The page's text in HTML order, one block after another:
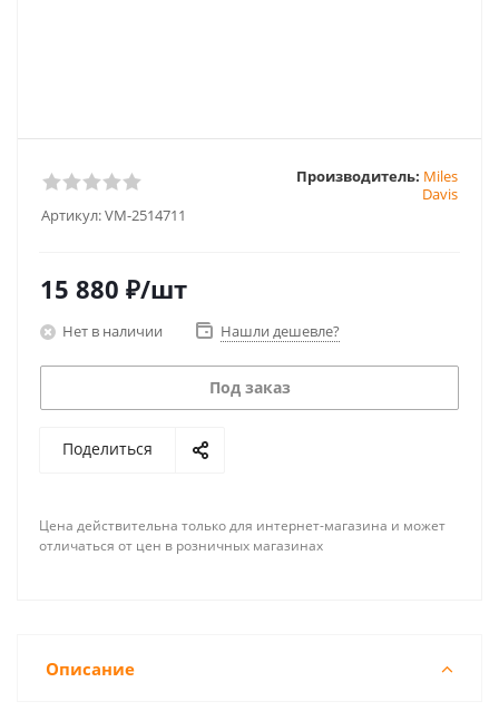
Артикул:VM-2514711
Производитель: Miles
Davis
15 880 ₽/шт
Нет в наличии Нашли дешевле?
Под заказ
Поделиться
Цена действительна только для интернет-магазина и может
отличаться от цен в розничных магазинах
Описание